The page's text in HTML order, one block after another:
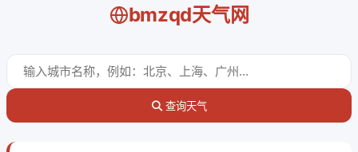
bmzqd天气网
查询天气